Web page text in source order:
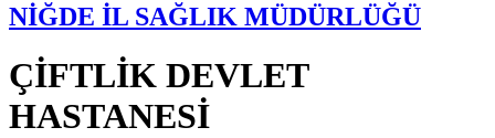
NİĞDE İL SAĞLIK MÜDÜRLÜĞÜ
ÇİFTLİK DEVLET
HASTANESİ